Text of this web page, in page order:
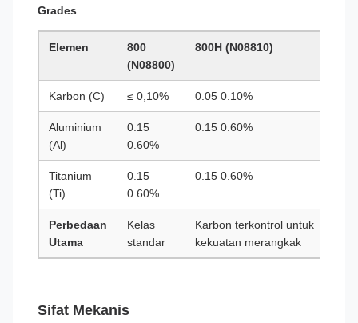
Grades
Elemen
800
(N08800)
800H (N08810)
Karbon (C) ≤ 0,10% 0.05 0.10%
Aluminium
(Al)
0.15
0.60%
0.15 0.60%
Titanium
(Ti)
0.15
0.60%
0.15 0.60%
Perbedaan
Utama
Kelas
standar
Karbon terkontrol untuk
kekuatan merangkak
Sifat Mekanis